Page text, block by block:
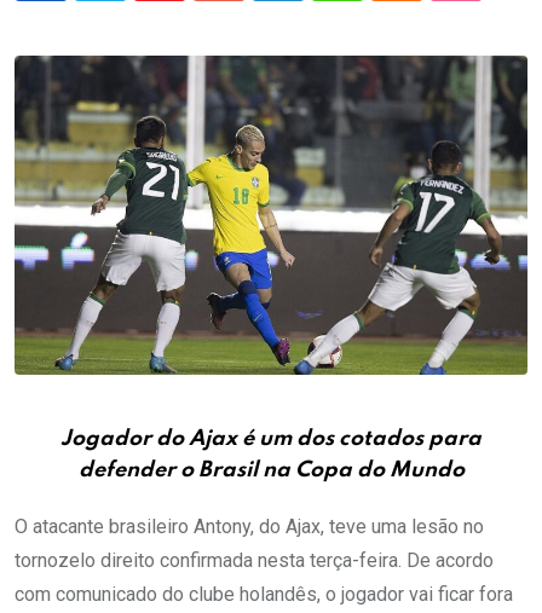
Jogador do Ajax é um dos cotados para
defender o Brasil na Copa do Mundo
O atacante brasileiro Antony, do Ajax, teve uma lesão no
tornozelo direito confirmada nesta terça-feira. De acordo
com comunicado do clube holandês, o jogador vai ficar fora